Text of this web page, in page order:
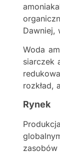
Dawniej,
Woda
siarczek
rozkład,
Rynek